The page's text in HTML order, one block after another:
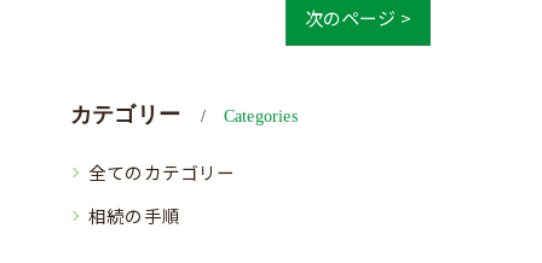
次のページ >
カテゴリー Categories
全てのカテゴリー
相続の手順